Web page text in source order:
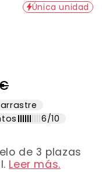
Única unidad
6/10
de 3 plazas
Leer más.